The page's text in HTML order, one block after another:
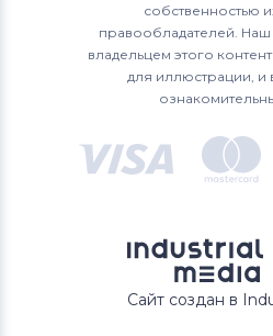
собственностью
правообладателей. Наш
владельцем этого
для иллюстрации, и
Сайт создан в